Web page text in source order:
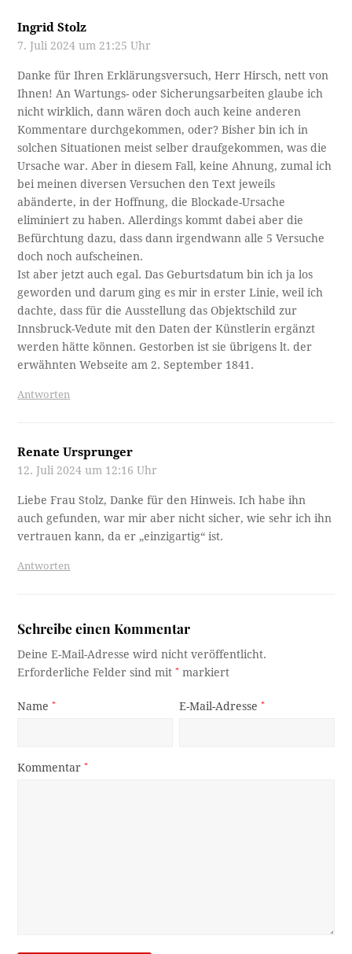
Ingrid Stolz
7. Juli 2024 um 21:25 Uhr
Danke für Ihren Erklärungsversuch, Herr Hirsch, nett von
Ihnen! An Wartungs- oder Sicherungsarbeiten glaube ich
nicht wirklich, dann wären doch auch keine anderen
Kommentare durchgekommen, oder? Bisher bin ich in
solchen Situationen meist selber draufgekommen, was die
Ursache war. Aber in diesem Fall, keine Ahnung, zumal ich
bei meinen diversen Versuchen den Text jeweils
abänderte, in der Hoffnung, die Blockade-Ursache
eliminiert zu haben. Allerdings kommt dabei aber die
Befürchtung dazu, dass dann irgendwann alle 5 Versuche
doch noch aufscheinen.
Ist aber jetzt auch egal. Das Geburtsdatum bin ich ja los
geworden und darum ging es mir in erster Linie, weil ich
dachte, dass für die Ausstellung das Objektschild zur
Innsbruck-Vedute mit den Daten der Künstlerin ergänzt
werden hätte können. Gestorben ist sie übrigens lt. der
erwähnten Webseite am 2. September 1841.
Antworten
Renate Ursprunger
12. Juli 2024 um 12:16 Uhr
Liebe Frau Stolz, Danke für den Hinweis. Ich habe ihn
auch gefunden, war mir aber nicht sicher, wie sehr ich ihn
vertrauen kann, da er „einzigartig“ ist.
Antworten
Schreibe einen Kommentar
Deine E-Mail-Adresse wird nicht veröffentlicht.
Erforderliche Felder sind mit* markiert
Name* E-Mail-Adresse*
Kommentar*